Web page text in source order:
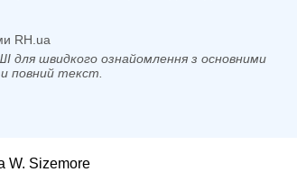
RH.ua
для швидкого ознайомлення з основними
повний текст.
W. Sizemore